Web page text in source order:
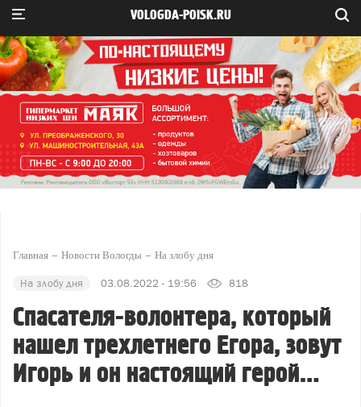
VOLOGDA-POISK.RU
Главная Новости Вологды На злобу дня
На злобу дня 03.08.2022 - 19:56 818
Спасателя-волонтера, который
нашел трехлетнего Егора, зовут
Игорь и он настоящий герой…